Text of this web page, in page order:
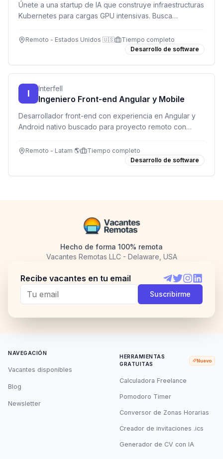
Únete a una startup de IA que construye infraestructuras
Kubernetes para cargas GPU intensivas. Busca
backend robustos.
Remoto - Estados Unidos 🇺🇸
Tiempo completo
Desarrollo de software
I Interfell
Ingeniero Front-end Angular y Mobile
Desarrollador front-end con experiencia en Angular y
Android nativo buscado para proyecto remoto con
Remoto - Latam 🌎
Tiempo completo
Desarrollo de software
Hecho de forma 100% remota
Vacantes Remotas LLC - Delaware, USA
Recibe vacantes en tu email
Telegram
TwitterInstagram
Suscribirme
NAVEGACIÓN
Vacantes disponibles
Blog
Newsletter
HERRAMIENTAS
GRATUITAS
Nuevo
Calculadora Freelance
Pomodoro Timer
Conversor de Zonas Horarias
Creador de invitaciones .ics
Generador de CV con IA